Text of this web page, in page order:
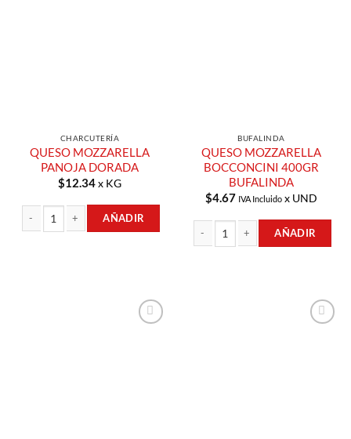
CHARCUTERÍA
QUESO MOZZARELLA
PANOJA DORADA
$12.34x KG
QUESO MOZZARELLA PANOJA DORADA cantidad
AÑADIR
BUFALINDA
QUESO MOZZARELLA
BOCCONCINI 400GR
BUFALINDA
$4.67 IVA Incluido x UND
AÑADIR